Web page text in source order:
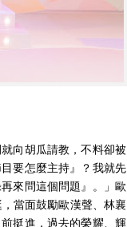
向胡瓜請教，不料卻被
要怎麼主持』？我就先
來問這個問題』。」歐
當面鼓勵歐漢聲、林襄
挺進，過去的榮耀、輝